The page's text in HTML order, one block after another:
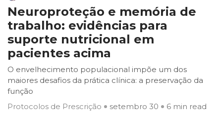
Neuroproteção e memória de
trabalho: evidências para
suporte nutricional em
pacientes acima
O envelhecimento populacional impõe um dos
maiores desafios da prática clínica: a preservação da
função
Protocolos de Prescrição
setembro 30 6 min read